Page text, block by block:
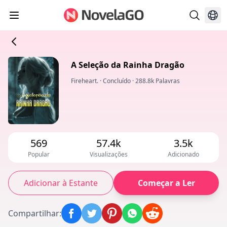
A Seleção da Rainha Dragão
Fireheart. ·Concluído ·288.8k Palavras
569
Popular
57.4k
Visualizações
3.5k
Adicionado
Adicionar à Estante Começar a Ler
Compartilhar: